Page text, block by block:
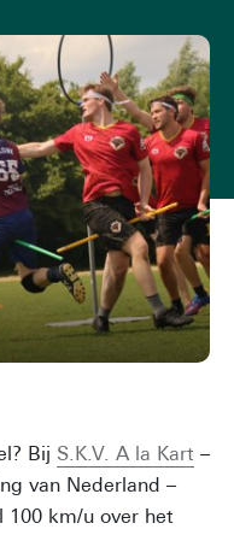
Bij S.K.V. A la Kart –
van Nederland –
km/u over het